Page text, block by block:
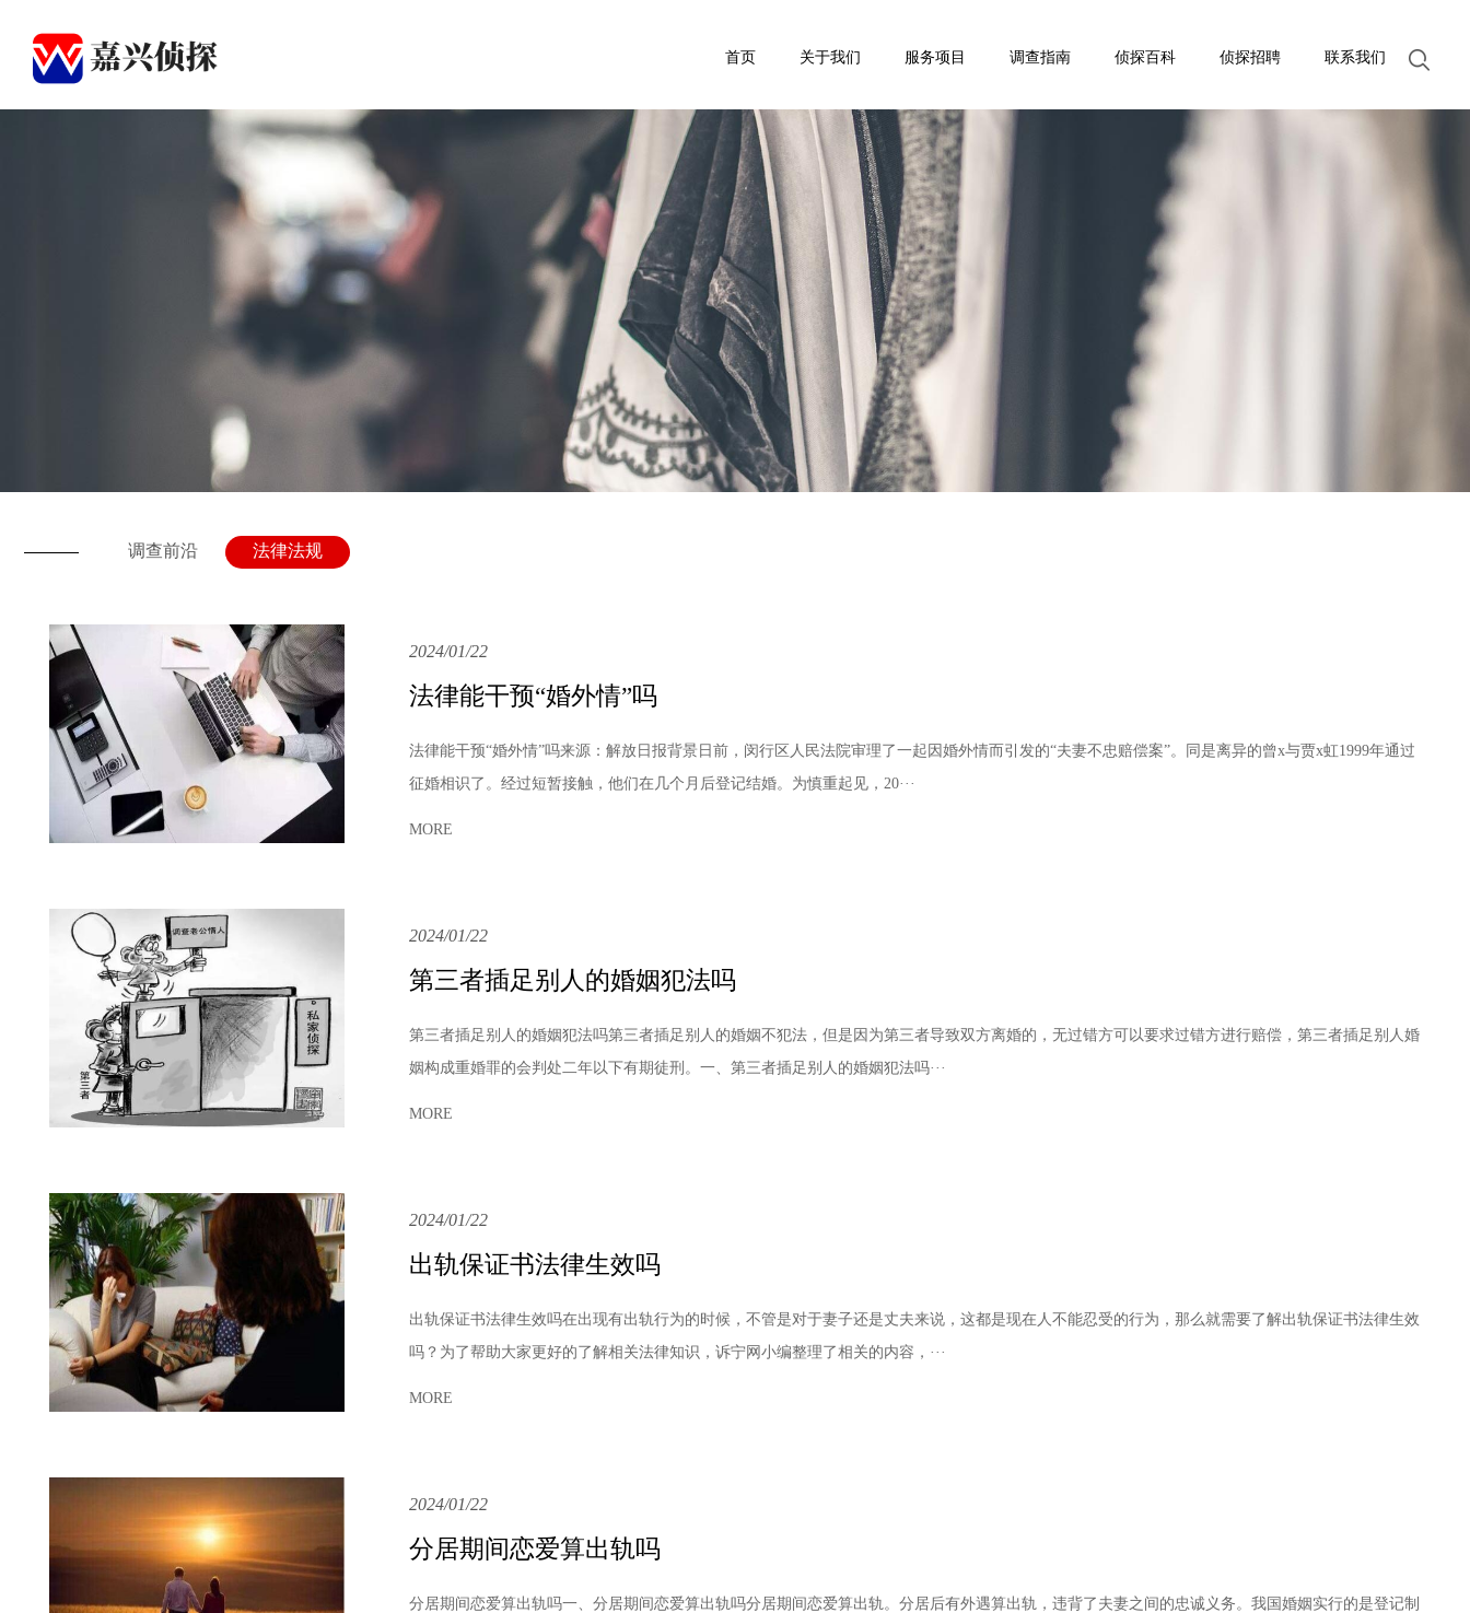
首页 关于我们 服务项目 调查指南 侦探百科 侦探招聘 联系我们
调查前沿 法律法规
2024/01/22
法律能干预“婚外情”吗
法律能干预“婚外情”吗来源：解放日报背景日前，闵行区人民法院审理了一起因婚外情而引发的“夫妻不忠赔偿案”。同是离异的曾x与贾x虹1999年通过
征婚相识了。经过短暂接触，他们在几个月后登记结婚。为慎重起见，20···
MORE
2024/01/22
第三者插足别人的婚姻犯法吗
第三者插足别人的婚姻犯法吗第三者插足别人的婚姻不犯法，但是因为第三者导致双方离婚的，无过错方可以要求过错方进行赔偿，第三者插足别人婚
姻构成重婚罪的会判处二年以下有期徒刑。一、第三者插足别人的婚姻犯法吗···
MORE
2024/01/22
出轨保证书法律生效吗
出轨保证书法律生效吗在出现有出轨行为的时候，不管是对于妻子还是丈夫来说，这都是现在人不能忍受的行为，那么就需要了解出轨保证书法律生效
吗？为了帮助大家更好的了解相关法律知识，诉宁网小编整理了相关的内容，···
MORE
2024/01/22
分居期间恋爱算出轨吗
分居期间恋爱算出轨吗一、分居期间恋爱算出轨吗分居期间恋爱算出轨。分居后有外遇算出轨，违背了夫妻之间的忠诚义务。我国婚姻实行的是登记制